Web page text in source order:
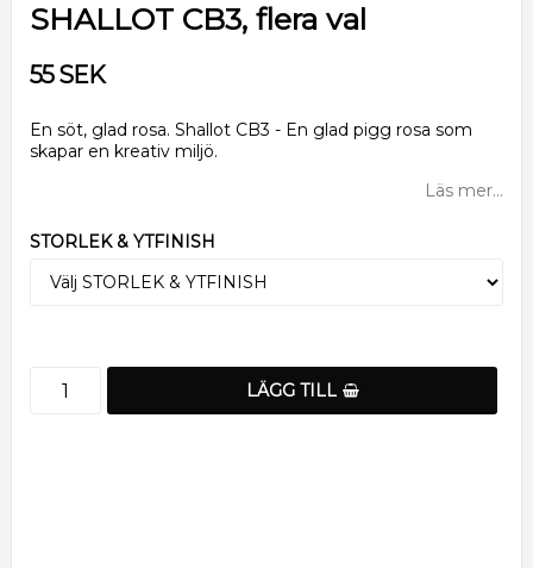
SHALLOT CB3, flera val
55 SEK
En söt, glad rosa. Shallot CB3 - En glad pigg rosa som
skapar en kreativ miljö.
Läs mer...
STORLEK & YTFINISH
LÄGG TILL